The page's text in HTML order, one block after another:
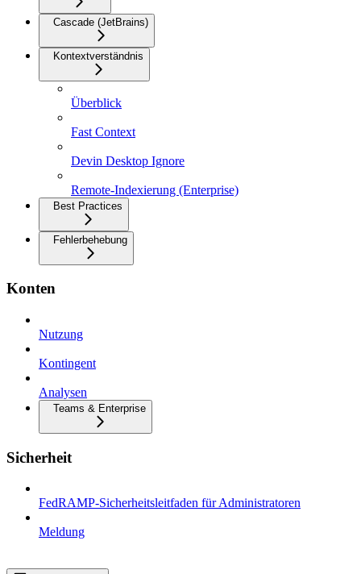
Cascade (JetBrains)
Kontextverständnis
Überblick
Fast Context
Devin Desktop Ignore
Remote-Indexierung (Enterprise)
Best Practices
Fehlerbehebung
Konten
Nutzung
Kontingent
Analysen
Teams & Enterprise
Sicherheit
FedRAMP-Sicherheitsleitfaden für Administratoren
Meldung